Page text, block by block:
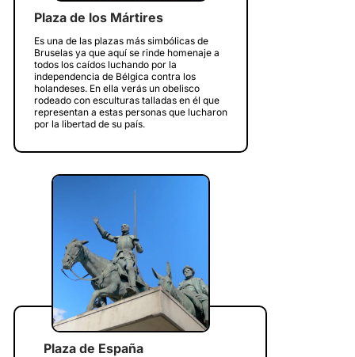
Plaza de los Mártires
Es una de las plazas más simbólicas de
Bruselas ya que aquí se rinde homenaje a
todos los caídos luchando por la
independencia de Bélgica contra los
holandeses. En ella verás un obelisco
rodeado con esculturas talladas en él que
representan a estas personas que lucharon
por la libertad de su país.
Plaza de España